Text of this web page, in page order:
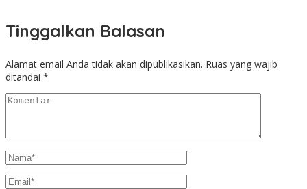
Tinggalkan Balasan
Alamat email Anda tidak akan dipublikasikan. Ruas yang wajib
ditandai *